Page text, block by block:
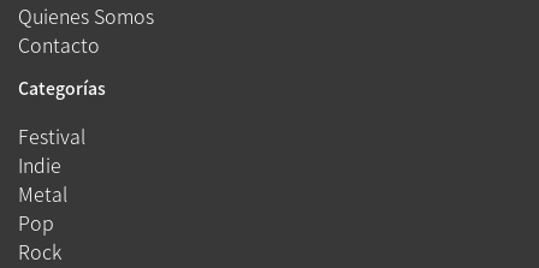
Quienes Somos
Contacto
Categorías
Festival
Indie
Metal
Pop
Rock